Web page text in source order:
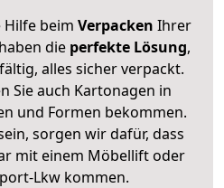
Hilfe beim Verpacken Ihrer
die perfekte Lösung,
alles sicher verpackt.
Sie auch Kartonagen in
und Formen bekommen.
sorgen wir dafür, dass
mit einem Möbellift oder
Lkw kommen.